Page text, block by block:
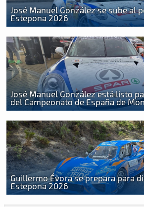
José Manuel González se sube al
Estepona 2026
José Manuel González está listo
del Campeonato de España de
Guillermo Évora se prepara para
Estepona 2026